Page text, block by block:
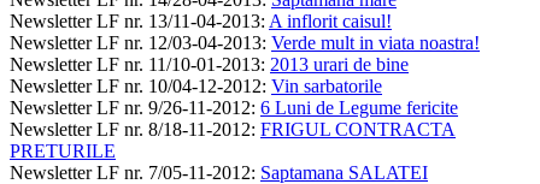
Newsletter LF nr. 13/11-04-2013: A inflorit caisul!
Newsletter LF nr. 12/03-04-2013: Verde mult in viata noastra!
Newsletter LF nr. 11/10-01-2013: 2013 urari de bine
Newsletter LF nr. 10/04-12-2012: Vin sarbatorile
Newsletter LF nr. 9/26-11-2012: 6 Luni de Legume fericite
Newsletter LF nr. 8/18-11-2012: FRIGUL CONTRACTA
PRETURILE
Newsletter LF nr. 7/05-11-2012: Saptamana SALATEI